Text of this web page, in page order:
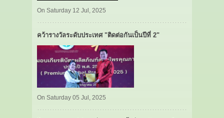
On Saturday 12 Jul, 2025
คว้ารางวัลระดับประเทศ "ติดต่อกันเป็นปีที่ 2"
On Saturday 05 Jul, 2025